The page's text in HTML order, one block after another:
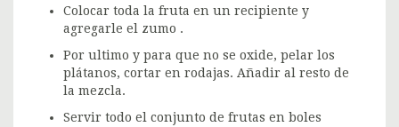
Colocar toda la fruta en un recipiente y
agregarle el zumo .
Por ultimo y para que no se oxide, pelar los
plátanos, cortar en rodajas. Añadir al resto de
la mezcla.
Servir todo el conjunto de frutas en boles